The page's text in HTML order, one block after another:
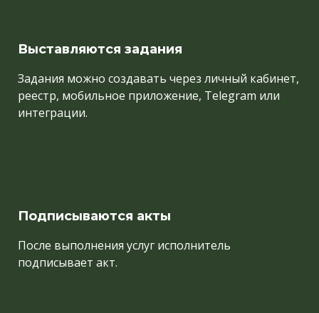
Выставляются задания
Задания можно создавать через личный кабинет,
реестр, мобильное приложение, Telegram или
интеграции.
Подписываются акты
После выполнения услуг исполнитель
подписывает акт.